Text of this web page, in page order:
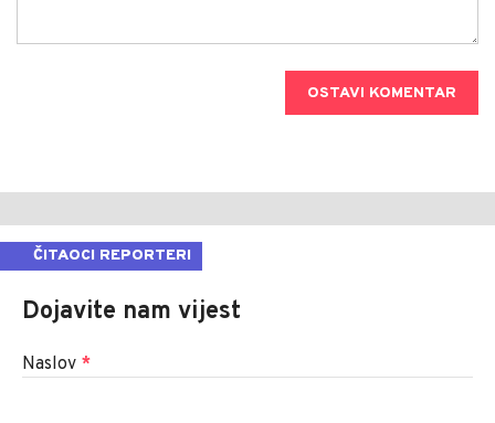
OSTAVI KOMENTAR
ČITAOCI REPORTERI
Dojavite nam vijest
Naslov *